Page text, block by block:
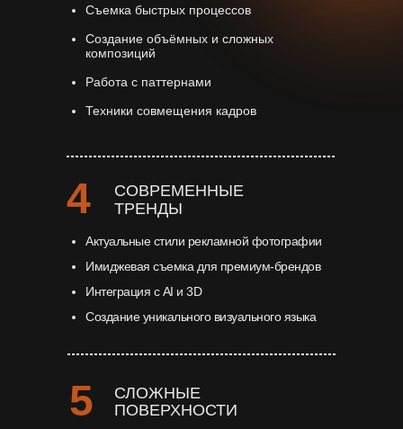
Съемка быстрых процессов
Создание объёмных и сложных
композиций
Работа с паттернами
Техники совмещения кадров
СОВРЕМЕННЫЕ
ТРЕНДЫ
СЛОЖНЫЕ
ПОВЕРХНОСТИ
Актуальные стили рекламной фотографии
Имиджевая съемка для премиум-брендов
Интеграция с AI и 3D
Создание уникального визуального языка
5
4